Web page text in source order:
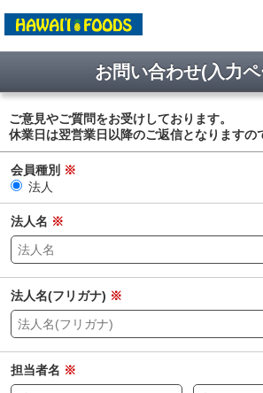
お問い合わせ(入力
ご意見やご質問をお受けしております。
休業日は翌営業日以降のご返信となりますの
会員種別 ※
法人
法人名 ※
法人名(フリガナ) ※
担当者名 ※